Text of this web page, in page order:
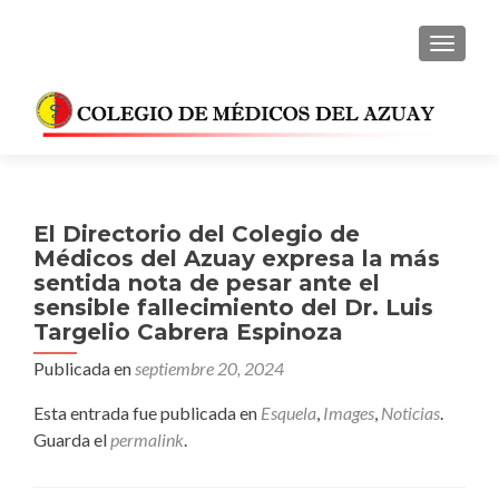
El Directorio del Colegio de
Médicos del Azuay expresa la más
sentida nota de pesar ante el
sensible fallecimiento del Dr. Luis
Targelio Cabrera Espinoza
Publicada enseptiembre 20, 2024
Esta entrada fue publicada en Esquela, Images, Noticias.
Guarda elpermalink.